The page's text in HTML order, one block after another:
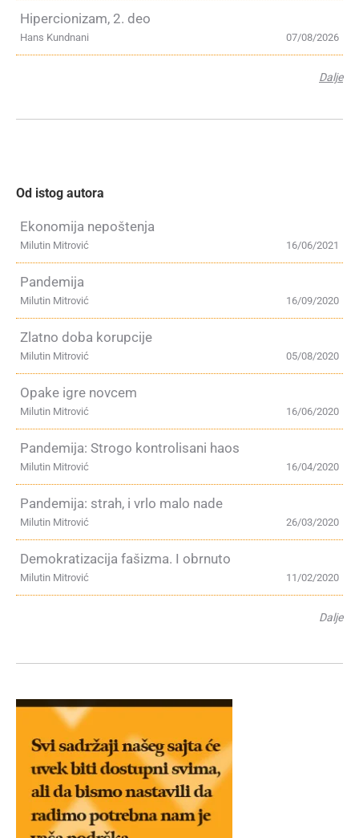
Hipercionizam, 2. deo
07/08/2026
Hans Kundnani
Dalje
Od istog autora
Ekonomija nepoštenja
16/06/2021
Milutin Mitrović
Pandemija
16/09/2020
Milutin Mitrović
Zlatno doba korupcije
05/08/2020
Milutin Mitrović
Opake igre novcem
16/06/2020
Milutin Mitrović
Pandemija: Strogo kontrolisani haos
16/04/2020
Milutin Mitrović
Pandemija: strah, i vrlo malo nade
26/03/2020
Milutin Mitrović
Demokratizacija fašizma. I obrnuto
11/02/2020
Milutin Mitrović
Dalje